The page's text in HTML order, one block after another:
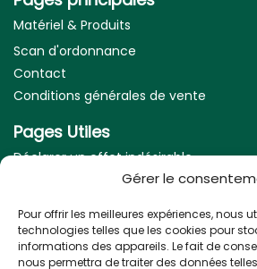
Gérer le
Pour offrir les meilleures expériences, nous
technologies telles que les cookies pour
informations des appareils. Le fait de
nous permettra de traiter des données
Matériel & Produits
Scan d'ordonnance
Contact
Conditions générales de vente
Pages Utiles
Déclarer un effet indésirable
Nos coordonnées
Adresse :